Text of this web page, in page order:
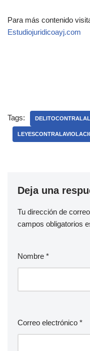
Para más contenido
Estudiojuridicoayj.com
Tags:
Deja una
Tu dirección de
campos obligatorios
Nombre *
Correo electrónico *